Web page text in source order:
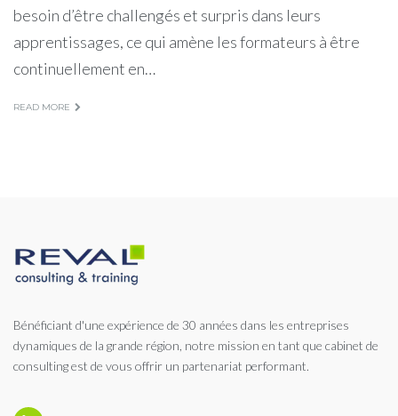
besoin d’être challengés et surpris dans leurs
apprentissages, ce qui amène les formateurs à être
continuellement en…
READ MORE
Bénéficiant d'une expérience de 30 années dans les entreprises
dynamiques de la grande région, notre mission en tant que cabinet de
consulting est de vous offrir un partenariat performant.